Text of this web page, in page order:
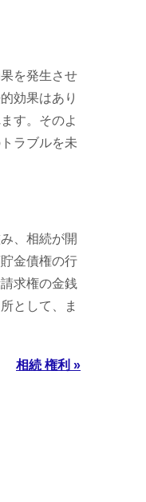
を発生させ
効果はあり
す。そのよ
ラブルを未
、相続が開
金債権の行
求権の金銭
として、ま
相続 権利 »